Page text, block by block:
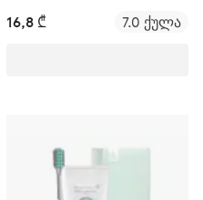
16,8 ₾ 7.0 ქულა